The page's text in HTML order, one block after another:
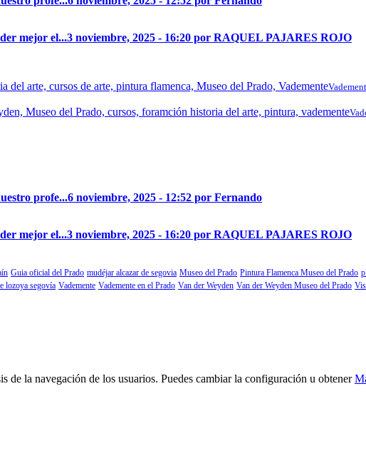
mejor el...3 noviembre, 2025 - 16:20 por RAQUEL PAJARES ROJO
profe...6 noviembre, 2025 - 12:52 por Fernando
mejor el...3 noviembre, 2025 - 16:20 por RAQUEL PAJARES ROJO
Guia oficial del Prado mudéjar alcazar de segovia Museo del Prado Pintura Flamenca Museo del Prado
lozoya segovía Vademente Vademente en el Prado Van der Weyden Van der Weyden Museo del Prado
de la navegación de los usuarios. Puedes cambiar la configuración u obtener